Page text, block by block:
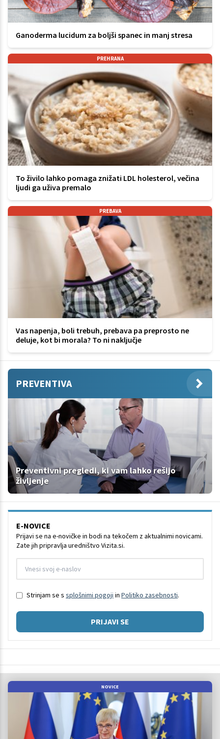
Ganoderma lucidum za boljši spanec in manj stresa
PREHRANA
To živilo lahko pomaga znižati LDL holesterol, večina
ljudi ga uživa premalo
PREBAVA
Vas napenja, boli trebuh, prebava pa preprosto ne
deluje, kot bi morala? To ni naključje
PREVENTIVA
Preventivni pregledi, ki vam lahko rešijo
življenje
E-NOVICE
Prijavi se na e-novičke in bodi na tekočem z aktualnimi novicami.
Zate jih pripravlja uredništvo Vizita.si.
Strinjam se s splošnimi pogoji in Politiko zasebnosti.
PRIJAVI SE
NOVICE